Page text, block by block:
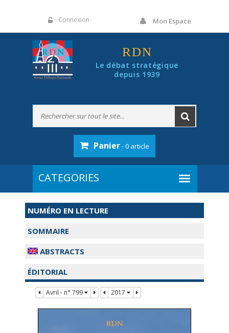
Connexion Mon Espace
RDN
Le débat stratégique
depuis 1939
Panier- 0 article
NUMÉRO EN LECTURE
SOMMAIRE
ABSTRACTS
ÉDITORIAL
Avril - n° 799 2017